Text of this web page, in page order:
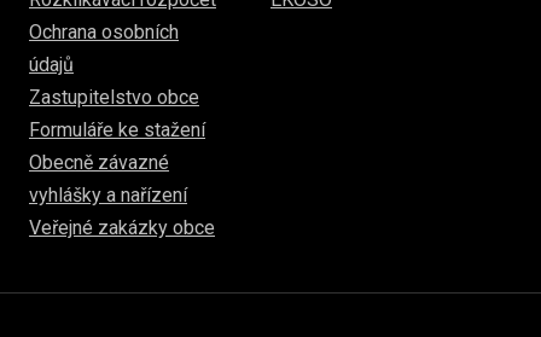
Ochrana osobních
údajů
Zastupitelstvo obce
Formuláře ke stažení
Obecně závazné
vyhlášky a nařízení
Veřejné zakázky obce